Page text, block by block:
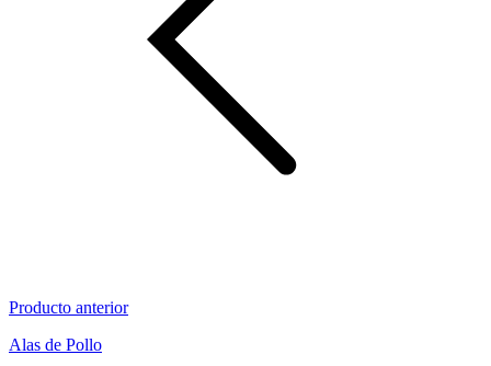
Producto anterior
Alas de Pollo